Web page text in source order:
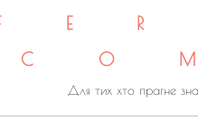
Для тих хто прагне